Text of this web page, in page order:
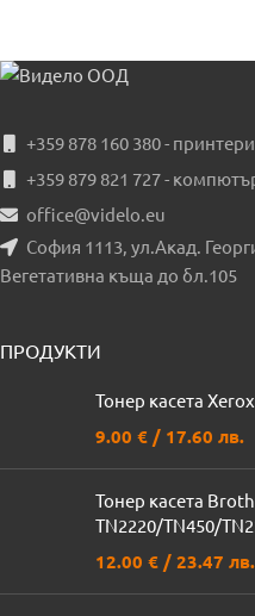
+359 878 160 380 -
+359 879 821 727 -
office@videlo.eu
София 1113, ул.Акад.
Вегетативна къща до бл.105
ПРОДУКТИ
Тонер касета
9.00 € / 17.60 лв.
Тонер касета
TN2220/TN450/
12.00 € / 23.47 лв.